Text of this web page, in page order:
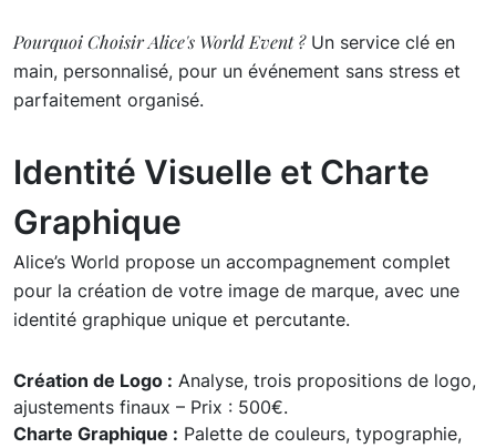
Pourquoi Choisir Alice's World Event ?Un service clé en
main, personnalisé, pour un événement sans stress et
parfaitement organisé.
Identité Visuelle et Charte
Graphique
Alice’s World propose un accompagnement complet
pour la création de votre image de marque, avec une
identité graphique unique et percutante.
Création de Logo : Analyse, trois propositions de logo,
ajustements finaux – Prix : 500€.
Charte Graphique : Palette de couleurs, typographie,